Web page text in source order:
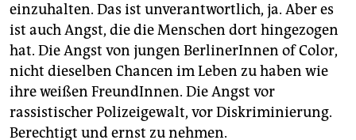
einzuhalten. Das ist unverantwortlich, ja. Aber es
ist auch Angst, die die Menschen dort hingezogen
hat. Die Angst von jungen BerlinerInnen of Color,
nicht dieselben Chancen im Leben zu haben wie
ihre weißen FreundInnen. Die Angst vor
rassistischer Polizeigewalt, vor Diskriminierung.
Berechtigt und ernst zu nehmen.